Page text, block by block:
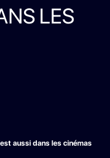
LES
aussi dans les cinémas